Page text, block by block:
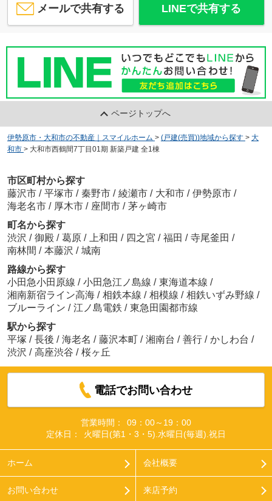
メールで共有する LINEで共有する
ページトップへ
伊勢原市・大和市の不動産｜スマイルホーム > (戸建(売買))地域から探す > 大
和市 > 大和市西鶴間7丁目01期 新築戸建 全1棟
市区町村から探す
藤沢市 / 平塚市 / 秦野市 / 綾瀬市 / 大和市 / 伊勢原市 /
海老名市 / 厚木市 / 座間市 / 茅ヶ崎市
町名から探す
渋沢 / 御殿 / 葛原 / 上和田 / 四之宮 / 福田 / 寺尾釜田 /
南林間 / 本藤沢 / 城南
路線から探す
小田急小田原線 / 小田急江ノ島線 / 東海道本線 /
湘南新宿ライン高海 / 相鉄本線 / 相模線 / 相鉄いずみ野線 /
ブルーライン / 江ノ島電鉄 / 東急田園都市線
駅から探す
平塚 / 長後 / 海老名 / 藤沢本町 / 湘南台 / 善行 / かしわ台 /
渋沢 / 高座渋谷 / 桜ヶ丘
電話でお問い合わせ
営業時間：
09：00～19：00
定休日：
火曜日(第1・3・5).水曜日(毎週).祝日
ホーム 会社概要
お問い合わせ 来店予約